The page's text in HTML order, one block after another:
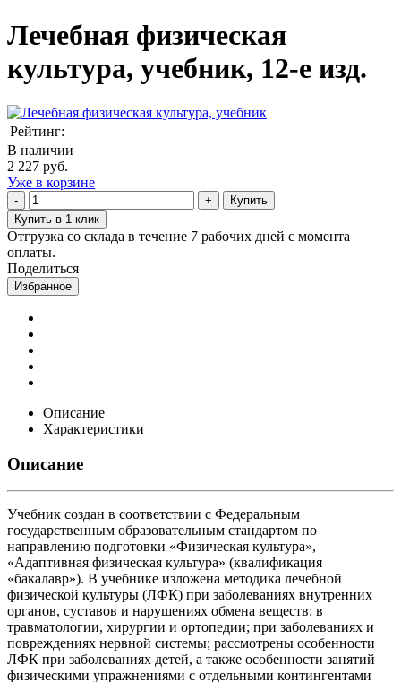
Лечебная физическая
культура, учебник, 12-е изд.
Рейтинг:
В наличии
2 227 руб.
Уже в корзине
Купить
Купить в 1 клик
Отгрузка со склада в течение 7 рабочих дней с момента
оплаты.
Поделиться
Избранное
Описание
Характеристики
Описание
Учебник создан в соответствии с Федеральным
государственным образовательным стандартом по
направлению подготовки «Физическая культура»,
«Адаптивная физическая культура» (квалификация
«бакалавр»). В учебнике изложена методика лечебной
физической культуры (ЛФК) при заболеваниях внутренних
органов, суставов и нарушениях обмена веществ; в
травматологии, хирургии и ортопедии; при заболеваниях и
повреждениях нервной системы; рассмотрены особенности
ЛФК при заболеваниях детей, а также особенности занятий
физическими упражнениями с отдельными контингентами